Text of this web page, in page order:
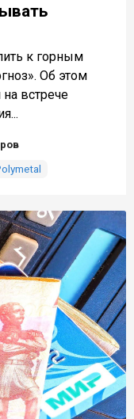
к горным
Об этом
встрече